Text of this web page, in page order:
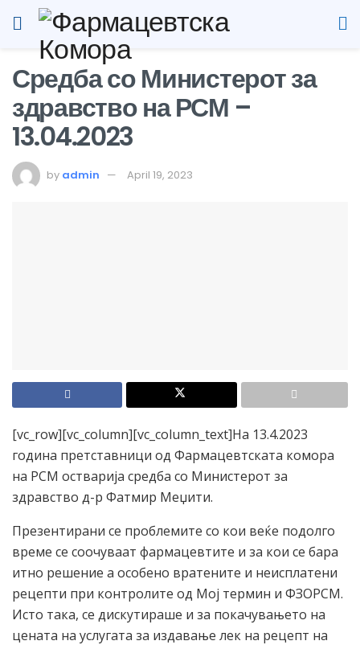
Средба со Министерот за
здравство на РСМ –
13.04.2023
by admin April 19, 2023
[vc_row][vc_column][vc_column_text]На 13.4.2023
година претставници од Фармацевтската комора
на РСМ остварија средба со Министерот за
здравство д-р Фатмир Меџити.
Презентирани се проблемите со кои веќе подолго
време се соочуваат фармацевтите и за кои се бара
итно решение а особено вратените и неисплатени
рецепти при контролите од Мој термин и ФЗОРСМ.
Исто така, се дискутираше и за покачувањето на
цената на услугата за издавање лек на рецепт на